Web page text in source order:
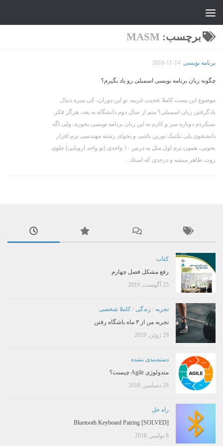
برچسب: MASM
برنامه نویسی 2016-11-14
چگونه زبان برنامه نویسی اسمبلی رو یاد بگیرم؟
موضوع این پست کاملا عجیب غریبه. تو این دوران، کی میره دنبال
یادگرفتن زبان اسمبلی؟ منم از سال دوم دانشگاه به بعد، هرگز فکر
نمیکردم دوباره سر و کارم به این زبان برنامه نویسی بخوره، ولی اگه
دانشجوی پلی تکنیک تورین باشی و بخوای رشته مهندسی نرم افزار
بخونی، همون ترم اول مثل یه درس ۱۰ واحدی (تو واحد اروپایی) جلوی
روت ظاهر میشه و درحدی که استاد...
کتاب
رفع مشکل فصل چهارم
25 آگوست, 2019
تجربه / زندگی / کاملا شخصی
تجربه من از ۳ ماه باشگاه رفتن
29 ژوئن, 2019
دسته‌بندی نشده
متدولوژی Agile چیست؟
28 دسامبر, 2018
راه حل
[SOLVED] Bluetooth Keyboard Pairing
8 نوامبر, 2018